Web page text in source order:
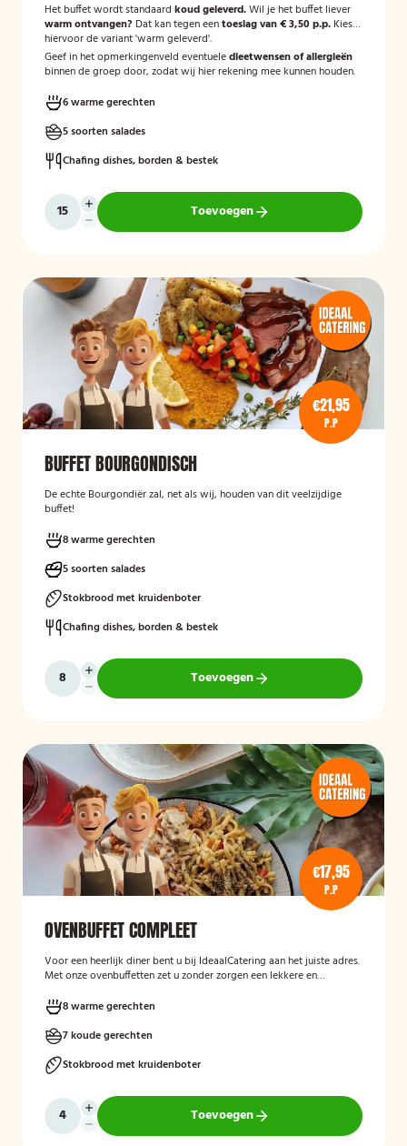
Het buffet wordt standaard koud geleverd.Wil je het buffet liever
warm ontvangen? Dat kan tegen eentoeslag van € 3,50 p.p. Kies
hiervoor de variant 'warm geleverd'.
Geef in het opmerkingenveld eventueledieetwensen of allergieën
binnen de groep door, zodat wij hier rekening mee kunnen houden.
6 warme gerechten
5 soorten salades
Chafing dishes, borden & bestek
Toevoegen
€21,95
P.P
BUFFET BOURGONDISCH
De echte Bourgondiër zal, net als wij, houden van dit veelzijdige
buffet!
8 warme gerechten
5 soorten salades
Stokbrood met kruidenboter
Chafing dishes, borden & bestek
Toevoegen
€17,95
P.P
OVENBUFFET COMPLEET
Voor een heerlijk diner bent u bij IdeaalCatering aan het juiste adres.
Met onze ovenbuffetten zet u zonder zorgen een lekkere en
personen is een ovenbuffet Ideaal!
8 warme gerechten
7 koude gerechten
Stokbrood met kruidenboter
Toevoegen